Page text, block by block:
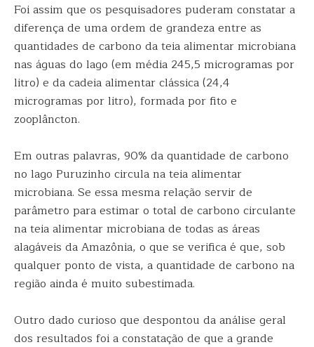
Foi assim que os pesquisadores puderam constatar a
diferença de uma ordem de grandeza entre as
quantidades de carbono da teia alimentar microbiana
nas águas do lago (em média 245,5 microgramas por
litro) e da cadeia alimentar clássica (24,4
microgramas por litro), formada por fito e
zooplâncton.
Em outras palavras, 90% da quantidade de carbono
no lago Puruzinho circula na teia alimentar
microbiana. Se essa mesma relação servir de
parâmetro para estimar o total de carbono circulante
na teia alimentar microbiana de todas as áreas
alagáveis da Amazônia, o que se verifica é que, sob
qualquer ponto de vista, a quantidade de carbono na
região ainda é muito subestimada.
Outro dado curioso que despontou da análise geral
dos resultados foi a constatação de que a grande